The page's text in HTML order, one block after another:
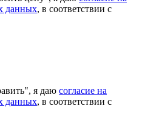
данных, в соответствии с
я даю согласие на
данных, в соответствии с